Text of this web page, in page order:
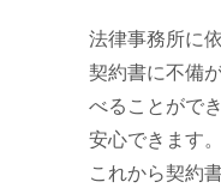
法律事務所に
契約書に不備
べることができ
安心できます。
これから契約